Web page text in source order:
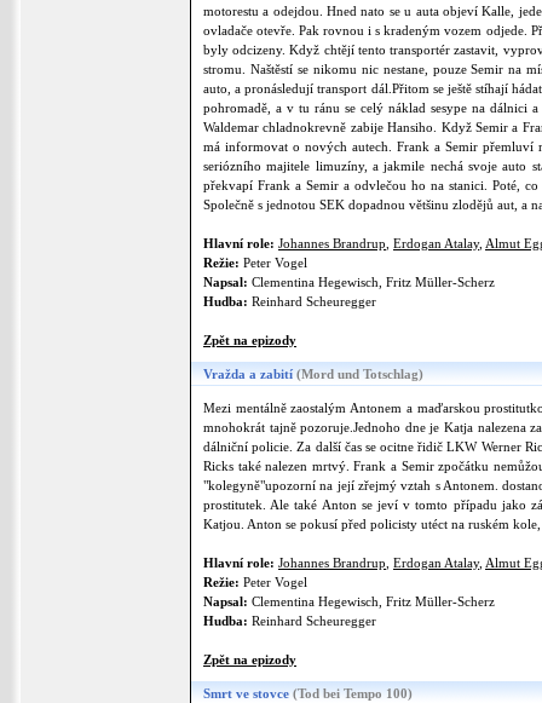
motorestu a odejdou. Hned nato se u auta objeví Kalle,
ovladače otevře. Pak rovnou i s kradeným vozem odjede.
byly odcizeny. Když chtějí tento transportér zastavit,
stromu. Naštěstí se nikomu nic nestane, pouze Semir na
auto, a pronásledují transport dál.Přitom se ještě stíhají
pohromadě, a v tu ránu se celý náklad sesype na
Waldemar chladnokrevně zabije Hansiho. Když Semir a
má informovat o nových autech. Frank a Semir přemluví
seriózního majitele limuzíny, a jakmile nechá svoje
překvapí Frank a Semir a odvlečou ho na stanici. Poté,
Společně s jednotou SEK dopadnou většinu zlodějů aut, a
Hlavní role: Johannes Brandrup Erdogan Atalay, Almut
Režie: Peter Vogel
Napsal: Clementina Hegewisch, Fritz Müller-Scherz
Hudba: Reinhard Scheuregger
Zpět na epizody
Vražda a zabití (Mord und Totschlag)
Mezi mentálně zaostalým Antonem a maďarskou
mnohokrát tajně pozoruje.Jednoho dne je Katja nalezena
dálniční policie. Za další čas se ocitne řidič LKW Werner
Ricks také nalezen mrtvý. Frank a Semir zpočátku
"kolegyně"upozorní na její zřejmý vztah s Antonem.
prostitutek. Ale také Anton se jeví v tomto případu jako
Katjou. Anton se pokusí před policisty utéct na ruském
Hlavní role: Johannes Brandrup Erdogan Atalay, Almut
Režie: Peter Vogel
Napsal: Clementina Hegewisch, Fritz Müller-Scherz
Hudba: Reinhard Scheuregger
Zpět na epizody
Smrt ve stovce (Tod bei Tempo 100)